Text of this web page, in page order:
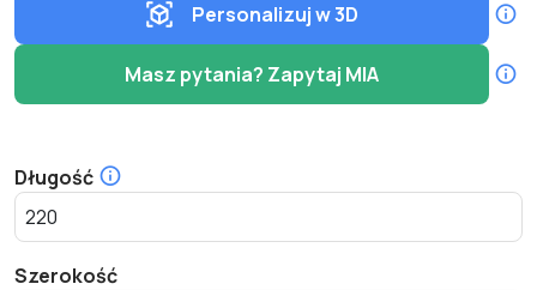
Personalizuj w 3D
Masz pytania? Zapytaj MIA
Długość
Szerokość